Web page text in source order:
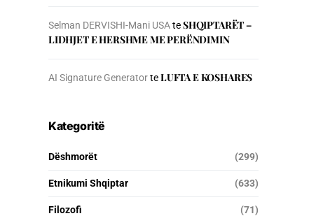
Selman DERVISHI-Mani USAteSHQIPTARËT –
LIDHJET E HERSHME ME PERËNDIMIN
AI Signature GeneratorteLUFTA E KOSHARES
Kategoritë
Dëshmorët (299)
Etnikumi Shqiptar (633)
Filozofi (71)